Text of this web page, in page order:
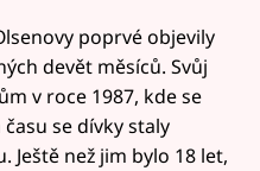
poprvé objevily
devět měsíců. Svůj
v roce 1987, kde se
se dívky staly
Ještě než jim bylo 18 let,